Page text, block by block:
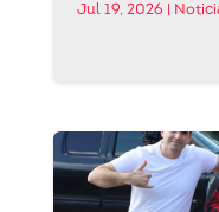
Jul 19, 2026